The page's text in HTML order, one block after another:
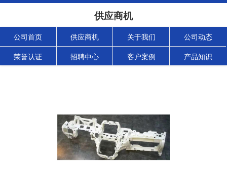
供应商机
公司首页 供应商机 关于我们 公司动态
荣誉认证 招聘中心 客户案例 产品知识